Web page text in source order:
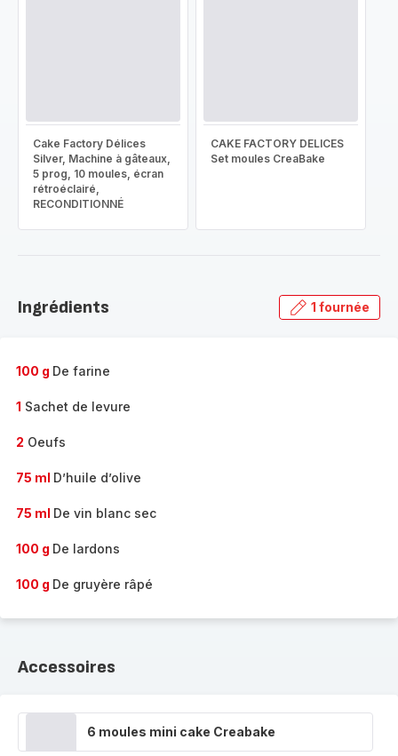
Cake Factory Délices
Silver, Machine à gâteaux,
5 prog, 10 moules, écran
rétroéclairé,
RECONDITIONNÉ
CAKE FACTORY DELICES
Set moules CreaBake
Ingrédients 1 fournée
100 g De farine
1 Sachet de levure
2 Oeufs
75 ml D’huile d’olive
75 ml De vin blanc sec
100 g De lardons
100 g De gruyère râpé
Accessoires
6 moules mini cake Creabake